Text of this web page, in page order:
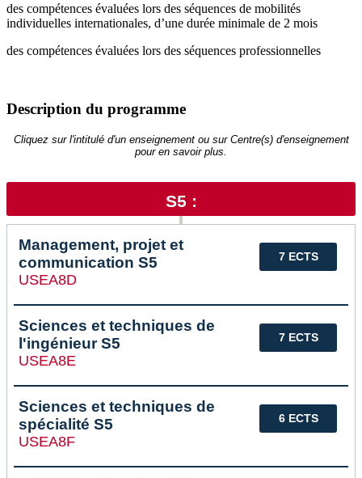
des compétences évaluées lors des séquences de mobilités
individuelles internationales, d’une durée minimale de 2 mois
des compétences évaluées lors des séquences professionnelles
Description du programme
Cliquez sur l'intitulé d'un enseignement ou sur Centre(s) d'enseignement
pour en savoir plus.
S5 :
7 ECTS
Management, projet et
communication S5
USEA8D
7 ECTS
Sciences et techniques de
l'ingénieur S5
USEA8E
6 ECTS
Sciences et techniques de
spécialité S5
USEA8F